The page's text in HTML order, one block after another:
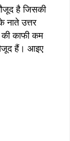
है जिसकी
नाते उत्तर
की काफी कम
हैं। आइए